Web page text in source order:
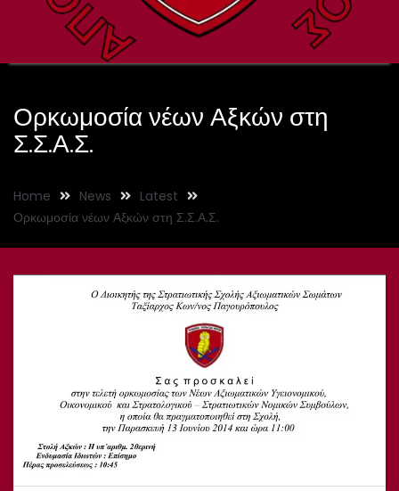
Ορκωμοσία νέων Αξκών στη
Σ.Σ.Α.Σ.
Home News
Latest
Ορκωμοσία νέων Αξκών στη Σ.Σ.Α.Σ.